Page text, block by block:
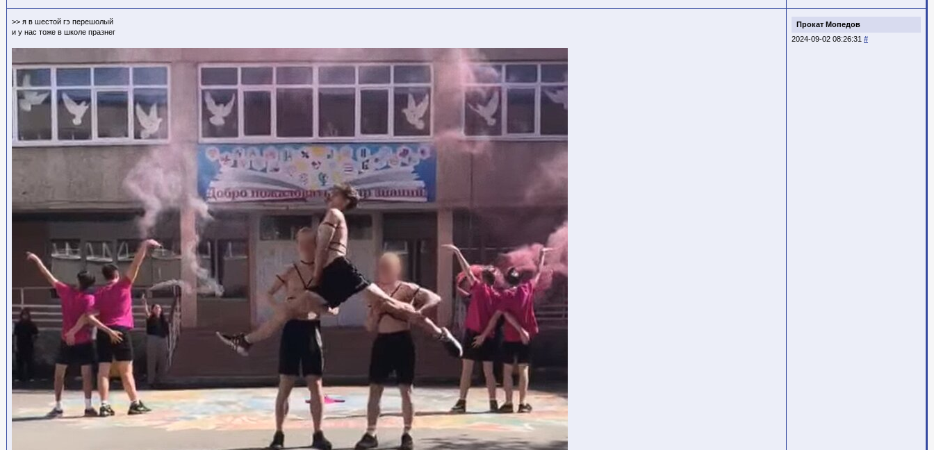
Прокат Мопедов
2024-09-02 08:26:31 #
>> я в шестой гэ перешолый
и у нас тоже в школе празнег